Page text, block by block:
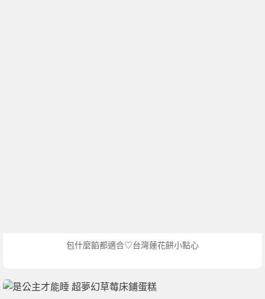
包什麼餡都適合♡台灣蓮花餅小點心